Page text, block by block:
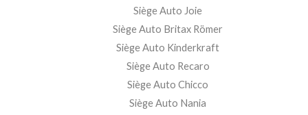
Siège Auto Joie
Siège Auto Britax Römer
Siège Auto Kinderkraft
Siège Auto Recaro
Siège Auto Chicco
Siège Auto Nania